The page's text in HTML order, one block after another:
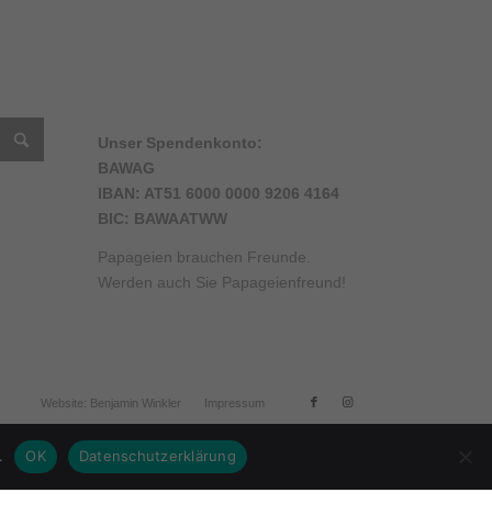
Unser Spendenkonto:
BAWAG
IBAN: AT51 6000 0000 9206 4164
BIC: BAWAATWW
Papageien brauchen Freunde.
Werden auch Sie Papageienfreund!
Website: Benjamin Winkler Impressum
OK Datenschutzerklärung